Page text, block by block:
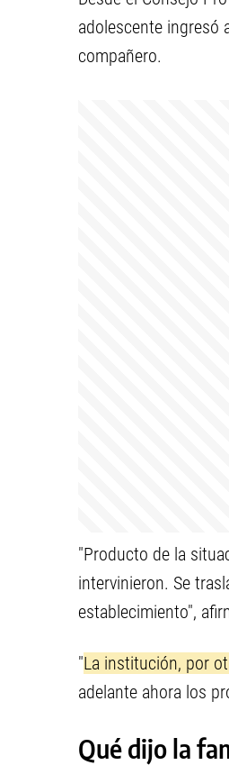
adolescente ingresó
compañero.
"Producto de la
intervinieron. Se
establecimiento",
"La institución, por
adelante ahora los
Qué dijo la